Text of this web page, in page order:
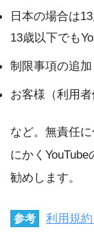
日本の場合は
13歳以下でも
制限事項の追加
お客様（利用
など。無責任
にかく
勧めします。
参考 利用規約